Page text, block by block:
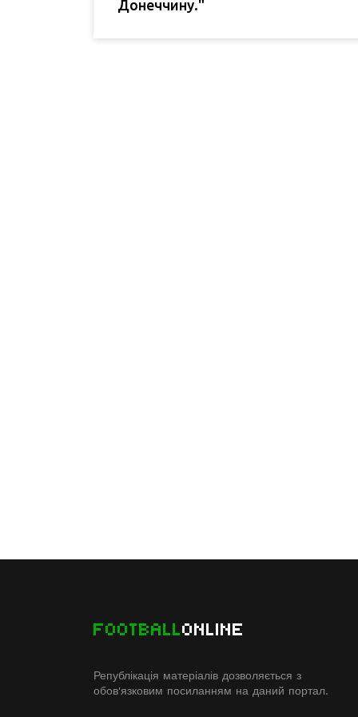
Донеччину."
FOOTBALLONLINE
Републікація матеріалів дозволяється з
обов'язковим посиланням на даний портал.